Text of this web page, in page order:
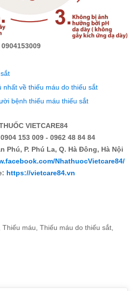
nhất về thiếu máu do thiếu sắt
bệnh thiếu máu thiếu sắt
VIETCARE84
153 009 - 0962 48 84 84
Phú, P. Phú La, Q. Hà Đông, Hà Nội
NhathuocVietcare84/
https://vietcare84.vn
Thiếu máu Thiếu máu do thiếu sắt